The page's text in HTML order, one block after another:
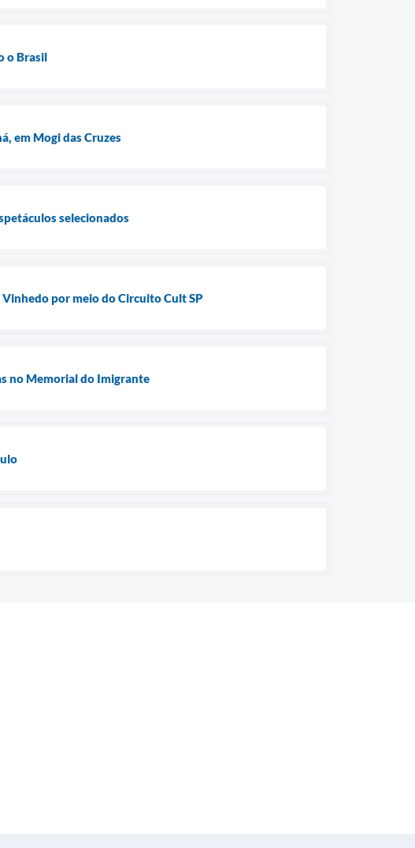
o Brasil
em Mogi das Cruzes
selecionados
por meio do Circuito Cult SP
no Memorial do Imigrante